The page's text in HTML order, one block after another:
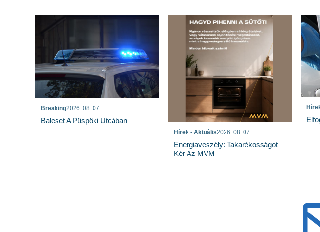
Breaking2026. 08. 07.
Baleset A Püspöki Utcában
Hírek - Aktuális2026. 08. 07.
Energiaveszély: Takarékosságot
Kér Az MVM